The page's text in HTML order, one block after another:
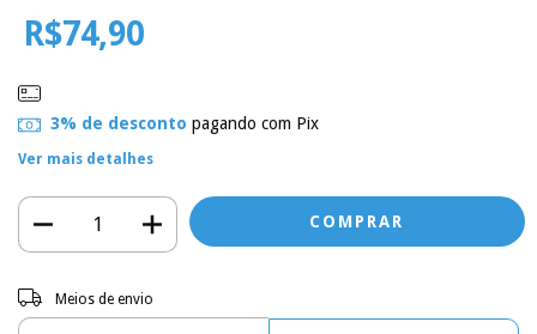
R$74,90
3% de desconto pagando com Pix
Ver mais detalhes
Entregas para o CEP:
Meios de envio